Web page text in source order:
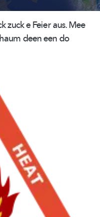
zuck e Feier aus. Mee
deen een do